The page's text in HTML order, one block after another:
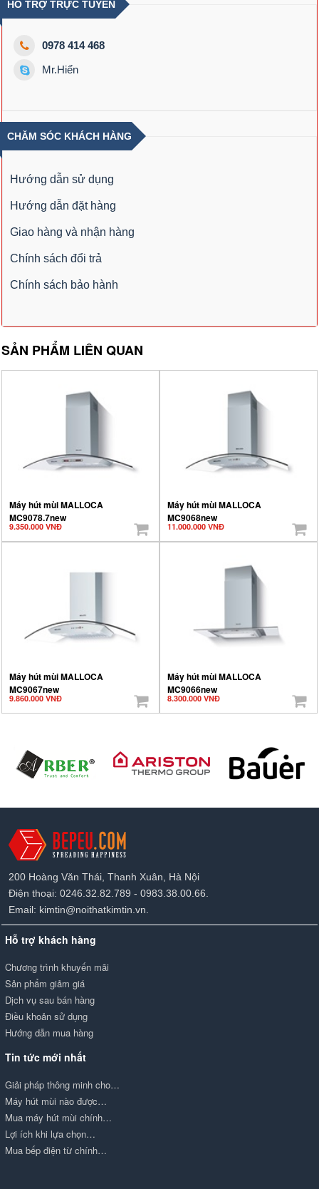
HỖ TRỢ TRỰC TUYẾN
0978 414 468
Mr.Hiển
CHĂM SÓC KHÁCH HÀNG
Hướng dẫn sử dụng
Hướng dẫn đặt hàng
Giao hàng và nhận hàng
Chính sách đổi trả
Chính sách bảo hành
SẢN PHẨM LIÊN QUAN
Máy hút mùi MALLOCA
MC9078.7new
9.350.000 VNĐ
Máy hút mùi MALLOCA
MC9068new
11.000.000 VNĐ
Máy hút mùi MALLOCA
MC9067new
9.860.000 VNĐ
Máy hút mùi MALLOCA
MC9066new
8.300.000 VNĐ
200 Hoàng Văn Thái, Thanh Xuân, Hà Nội
Điện thoại: 0246.32.82.789 - 0983.38.00.66.
Email: kimtin@noithatkimtin.vn.
Hỗ trợ khách hàng
Chương trình khuyến mãi
Sản phẩm giảm giá
Dịch vụ sau bán hàng
Điều khoản sử dụng
Hướng dẫn mua hàng
Tin tức mới nhất
Giải pháp thông minh cho…
Máy hút mùi nào được…
Mua máy hút mùi chính…
Lợi ích khi lựa chọn…
Mua bếp điện từ chính…